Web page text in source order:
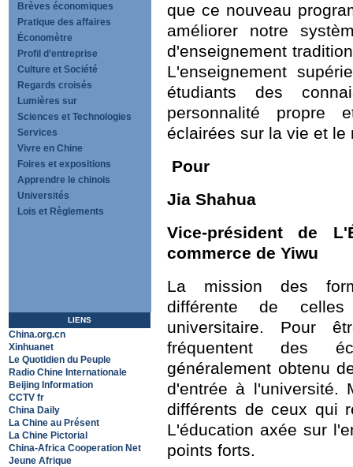
Brèves économiques
Pratique des affaires
Économètre
Profil d’entreprise
Culture et Société
Regards croisés
Lumières sur
Sciences et Technologies
Services
Vivre en Chine
Foires et expositions
Apprendre le chinois
Universités
Lois et Règlements
LIENS
China.org.cn
Xinhuanet
Le Quotidien du Peuple
Radio Chine Internationale
Beijing Information
CCTV fr
China Daily
La Chine au Présent
La Chine Pictorial
China-Africa Cooperation Net
Jeune Afrique
que ce nouveau
améliorer notre
d'enseignement
L'enseignement
étudiants des
personnalité propre
éclairées sur la vie et le
Pour
Jia Shahua
Vice-président de
commerce de Yiwu
La mission des
différente de
universitaire. Pour
fréquentent des
généralement obtenu
d'entrée à l'université.
différents de ceux qui
L'éducation axée sur
points forts.